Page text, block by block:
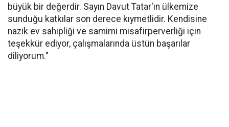
büyük bir değerdir. Sayın Davut Tatar'ın ülkemize
sunduğu katkılar son derece kıymetlidir. Kendisine
nazik ev sahipliği ve samimi misafirperverliği için
teşekkür ediyor, çalışmalarında üstün başarılar
diliyorum."